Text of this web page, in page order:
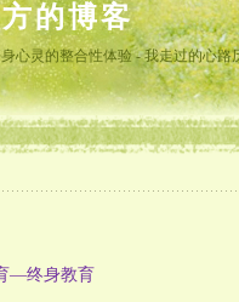
的博客
心灵的整合性体验 - 我走过的心路
—终身教育